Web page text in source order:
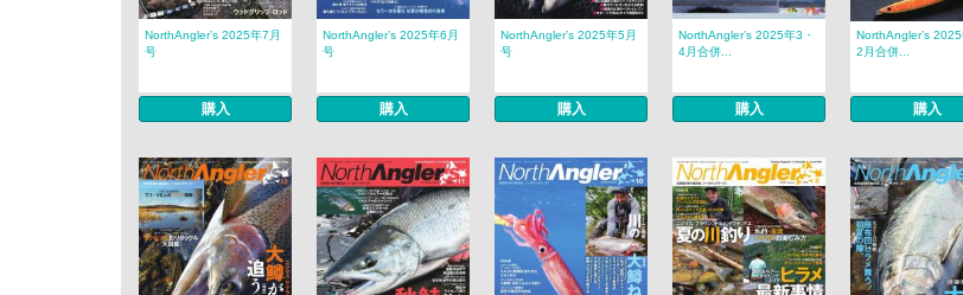
NorthAngler’s 2025年7月
号
購入
NorthAngler’s 2025年6月
号
購入
NorthAngler’s 2025年5月
号
購入
NorthAngler’s 2025年3・
4月合併...
購入
NorthAngler’s 2025
2月合併...
購入